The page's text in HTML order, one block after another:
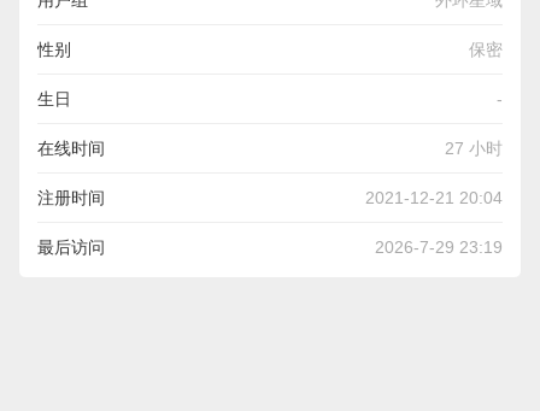
性别 保密
生日 -
在线时间 27 小时
注册时间 2021-12-21 20:04
最后访问 2026-7-29 23:19